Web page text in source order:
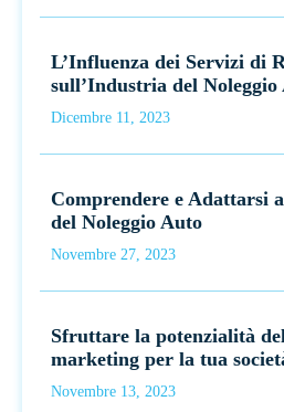
L’Influenza dei Servizi di
sull’Industria del Noleggio
Dicembre 11, 2023
Comprendere e Adattarsi
del Noleggio Auto
Novembre 27, 2023
Sfruttare la potenzialità
marketing per la tua
Novembre 13, 2023